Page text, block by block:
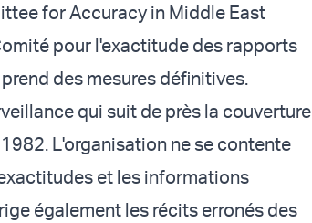
for Accuracy in Middle East
pour l'exactitude des rapports
des mesures définitives.
qui suit de près la couverture
L'organisation ne se contente
et les informations
également les récits erronés des